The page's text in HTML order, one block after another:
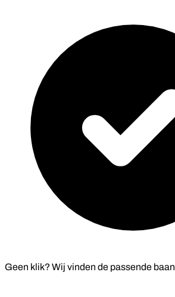
Geen klik? Wij vinden depassende baan